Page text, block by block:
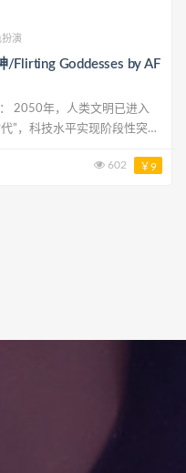
扮演
/Flirting Goddesses by AF
”，科技水平实现阶段性突
化率达85%，人类开始尝试
602 ￥9